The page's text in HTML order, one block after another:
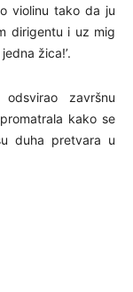
violinu tako da ju
dirigentu i uz mig
žica!’.
završnu
kako se
duha pretvara u